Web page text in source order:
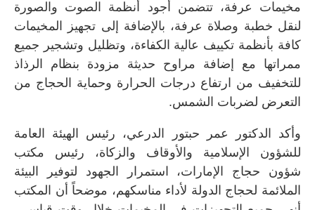
مخيمات عرفة، تتضمن أجود أنظمة الصوت والصورة
لنقل خطبة وصلاة عرفة، بالإضافة إلى تجهيز المخيمات
كافة بأنظمة تكييف عالية الكفاءة، وتظليل وتشجير جميع
ممراتها مع إضافة مراوح حديثة مزودة بنظام الرذاذ
للتخفيف من ارتفاع درجات الحرارة وحماية الحجاج من
التعرض لضربات الشمس.
وأكد الدكتور عمر حبتور الدرعي، رئيس الهيئة العامة
للشؤون الإسلامية والأوقاف والزكاة، رئيس مكتب
شؤون حجاج الإمارات، استمرار الجهود لتوفير البيئة
الملائمة لحجاج الدولة لأداء مناسكهم، موضحاً أن المكتب